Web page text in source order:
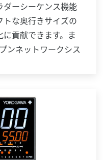
ダーシーケンス機能
トな奥行きサイズの
貢献できます。ま
ンネットワークシス